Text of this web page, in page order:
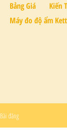
Bảng Giá
Máy đo độ ẩm Kett
Kiến
Bài đăng